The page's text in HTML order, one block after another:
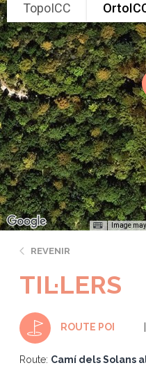
TopoICC
Image
REVENIR
TIL·LERS
ROUTE POI
Route: Camí dels Solans